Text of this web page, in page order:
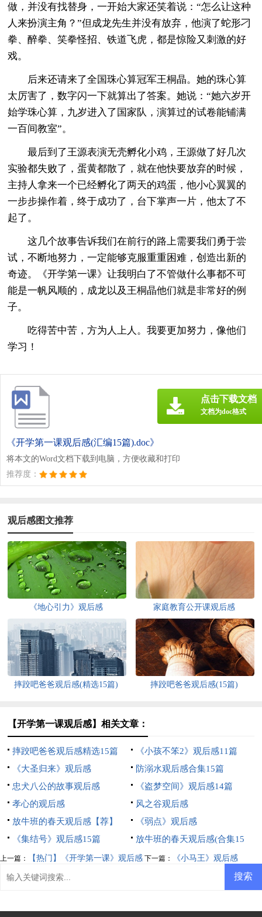
做，并没有找替身，一开始大家还笑着说：“怎么让这种
人来扮演主角？”但成龙先生并没有放弃，他演了蛇形刁
拳、醉拳、笑拳怪招、铁道飞虎，都是惊险又刺激的好
戏。
后来还请来了全国珠心算冠军王桐晶。她的珠心算
太厉害了，数字闪一下就算出了答案。她说：“她六岁开
始学珠心算，九岁进入了国家队，演算过的试卷能铺满
一百间教室”。
最后到了王源表演无壳孵化小鸡，王源做了好几次
实验都失败了，蛋黄都散了，就在他快要放弃的时候，
主持人拿来一个已经孵化了两天的鸡蛋，他小心翼翼的
一步步操作着，终于成功了，台下掌声一片，他太了不
起了。
这几个故事告诉我们在前行的路上需要我们勇于尝
试，不断地努力，一定能够克服重重困难，创造出新的
奇迹。《开学第一课》让我明白了不管做什么事都不可
能是一帆风顺的，成龙以及王桐晶他们就是非常好的例
子。
吃得苦中苦，方为人上人。我要更加努力，像他们
学习！
《开学第一课观后感(汇编15篇).doc》
将本文的Word文档下载到电脑，方便收藏和打印
推荐度：
点击下载文档
文档为doc格式
观后感图文推荐
《地心引力》观后感 家庭教育公开课观后感
摔跤吧爸爸观后感(精选15篇) 摔跤吧爸爸观后感(15篇)
【开学第一课观后感】相关文章：
摔跤吧爸爸观后感精选15篇
《小孩不笨2》观后感11篇
《大圣归来》观后感
防溺水观后感合集15篇
忠犬八公的故事观后感
《盗梦空间》观后感14篇
孝心的观后感
风之谷观后感
放牛班的春天观后感【荐】
《弱点》观后感
《集结号》观后感15篇
放牛班的春天观后感(合集15
篇)
上一篇： 【热门】《开学第一课》观后感 下一篇： 《小马王》观后感